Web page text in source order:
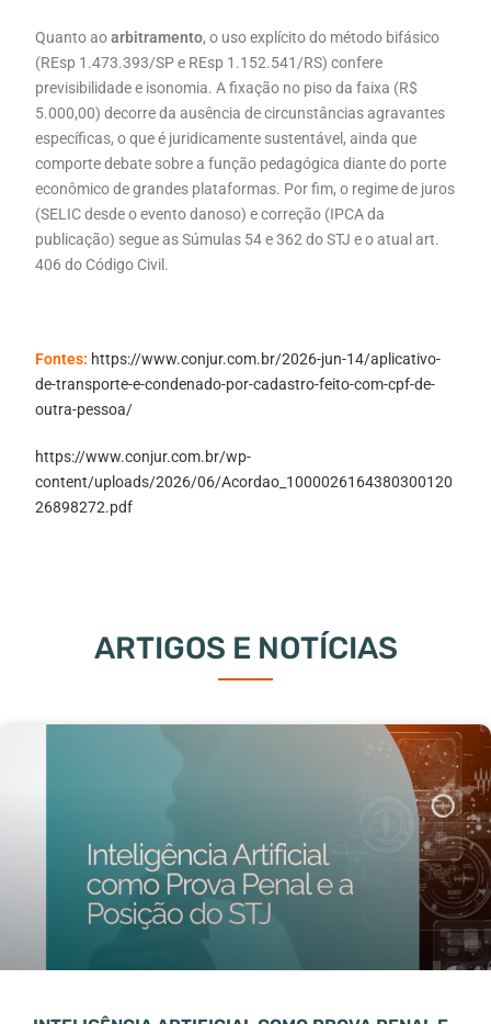
Quanto aoarbitramento, o uso explícito do método bifásico
(REsp 1.473.393/SP e REsp 1.152.541/RS) confere
previsibilidade e isonomia. A fixação no piso da faixa (R$
5.000,00) decorre da ausência de circunstâncias agravantes
específicas, o que é juridicamente sustentável, ainda que
comporte debate sobre a função pedagógica diante do porte
econômico de grandes plataformas. Por fim, o regime de juros
(SELIC desde o evento danoso) e correção (IPCA da
publicação) segue as Súmulas 54 e 362 do STJ e o atual art.
406 do Código Civil.
Fontes: https://www.conjur.com.br/2026-jun-14/aplicativo-
de-transporte-e-condenado-por-cadastro-feito-com-cpf-de-
outra-pessoa/
https://www.conjur.com.br/wp-
content/uploads/2026/06/Acordao_1000026164380300120
26898272.pdf
ARTIGOS E NOTÍCIAS